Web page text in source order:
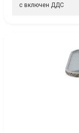
с включен ДДС